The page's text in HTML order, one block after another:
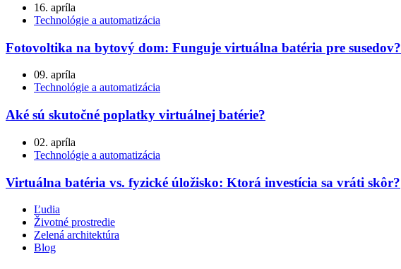
16. apríla
Technológie a automatizácia
Fotovoltika na bytový dom: Funguje virtuálna batéria pre susedov?
09. apríla
Technológie a automatizácia
Aké sú skutočné poplatky virtuálnej batérie?
02. apríla
Technológie a automatizácia
Virtuálna batéria vs. fyzické úložisko: Ktorá investícia sa vráti skôr?
Ľudia
Životné prostredie
Zelená architektúra
Blog